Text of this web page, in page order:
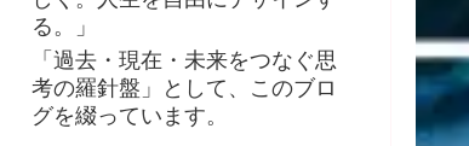
る。」
「過去・現在・未来をつなぐ思
考の羅針盤」として、このブロ
グを綴っています。